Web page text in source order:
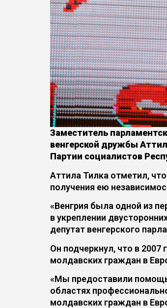
Заместитель
венгерской дружбы
Партии социалистов
Аттила Тилка отметил,
получения ею
«Венгрия была одной из
в укреплении
депутат венгерского
Он подчеркнул, что в
молдавских граждан в
«Мы предоставили помощь
областях
молдавских граждан в